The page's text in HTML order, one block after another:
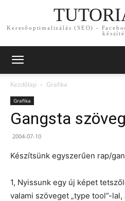
Keresőoptimalizálás (SEO) -
Kezdőlap Grafika
Grafika
Gangsta szöveg
2004-07-10
Készítsünk egyszerűen rap/
1, Nyissunk egy új képet
valami szöveget „type tool”-